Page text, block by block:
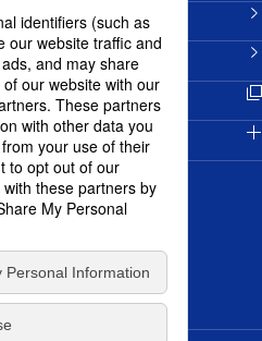
の取扱に関する通知